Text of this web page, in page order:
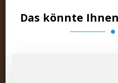
Das könnte